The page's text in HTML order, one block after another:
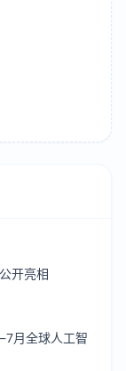
开亮相
月全球人工智